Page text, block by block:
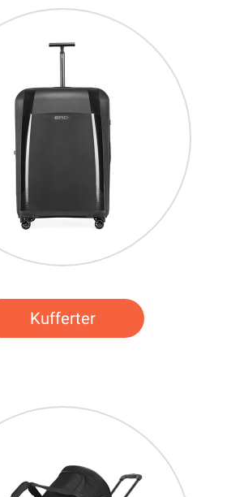
Kufferter